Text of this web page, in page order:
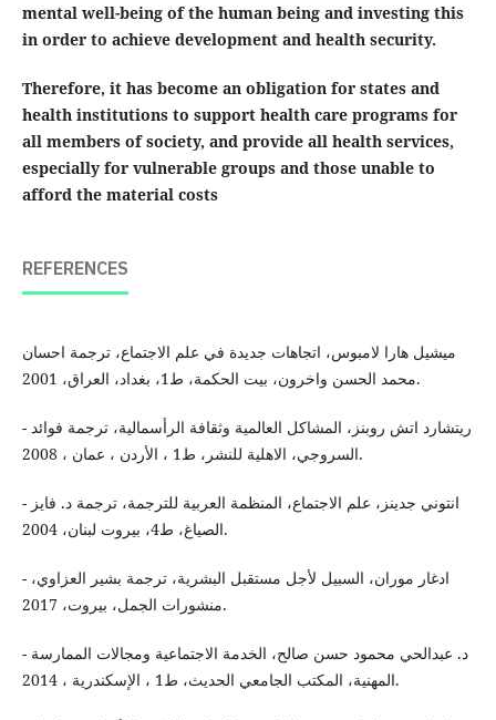
mental well-being of the human being and investing this
in order to achieve development and health security.
Therefore, it has become an obligation for states and
health institutions to support health care programs for
all members of society, and provide all health services,
especially for vulnerable groups and those unable to
afford the material costs
REFERENCES
ميشيل هارا لامبوس، اتجاهات جديدة في علم الاجتماع، ترجمة احسان
محمد الحسن واخرون، بيت الحكمة، ط1، بغداد، العراق، 2001.
- ريتشارد اتش روبنز، المشاكل العالمية وثقافة الرأسمالية، ترجمة فوائد
السروجي، الاهلية للنشر، ط1 ، الأردن ، عمان ، 2008.
- انتوني جدينز، علم الاجتماع، المنظمة العربية للترجمة، ترجمة د. فايز
الصياغ، ط4، بيروت لبنان، 2004.
- ادغار موران، السبيل لأجل مستقبل البشرية، ترجمة بشير العزاوي،
منشورات الجمل، بيروت، 2017.
- د. عبدالحي محمود حسن صالح، الخدمة الاجتماعية ومجالات الممارسة
المهنية، المكتب الجامعي الحديث، ط1 ، الإسكندرية ، 2014.